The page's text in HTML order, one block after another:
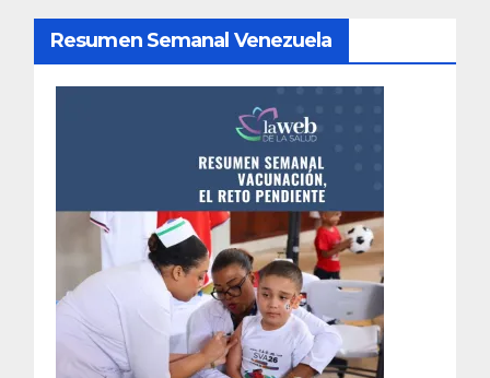
Resumen Semanal Venezuela